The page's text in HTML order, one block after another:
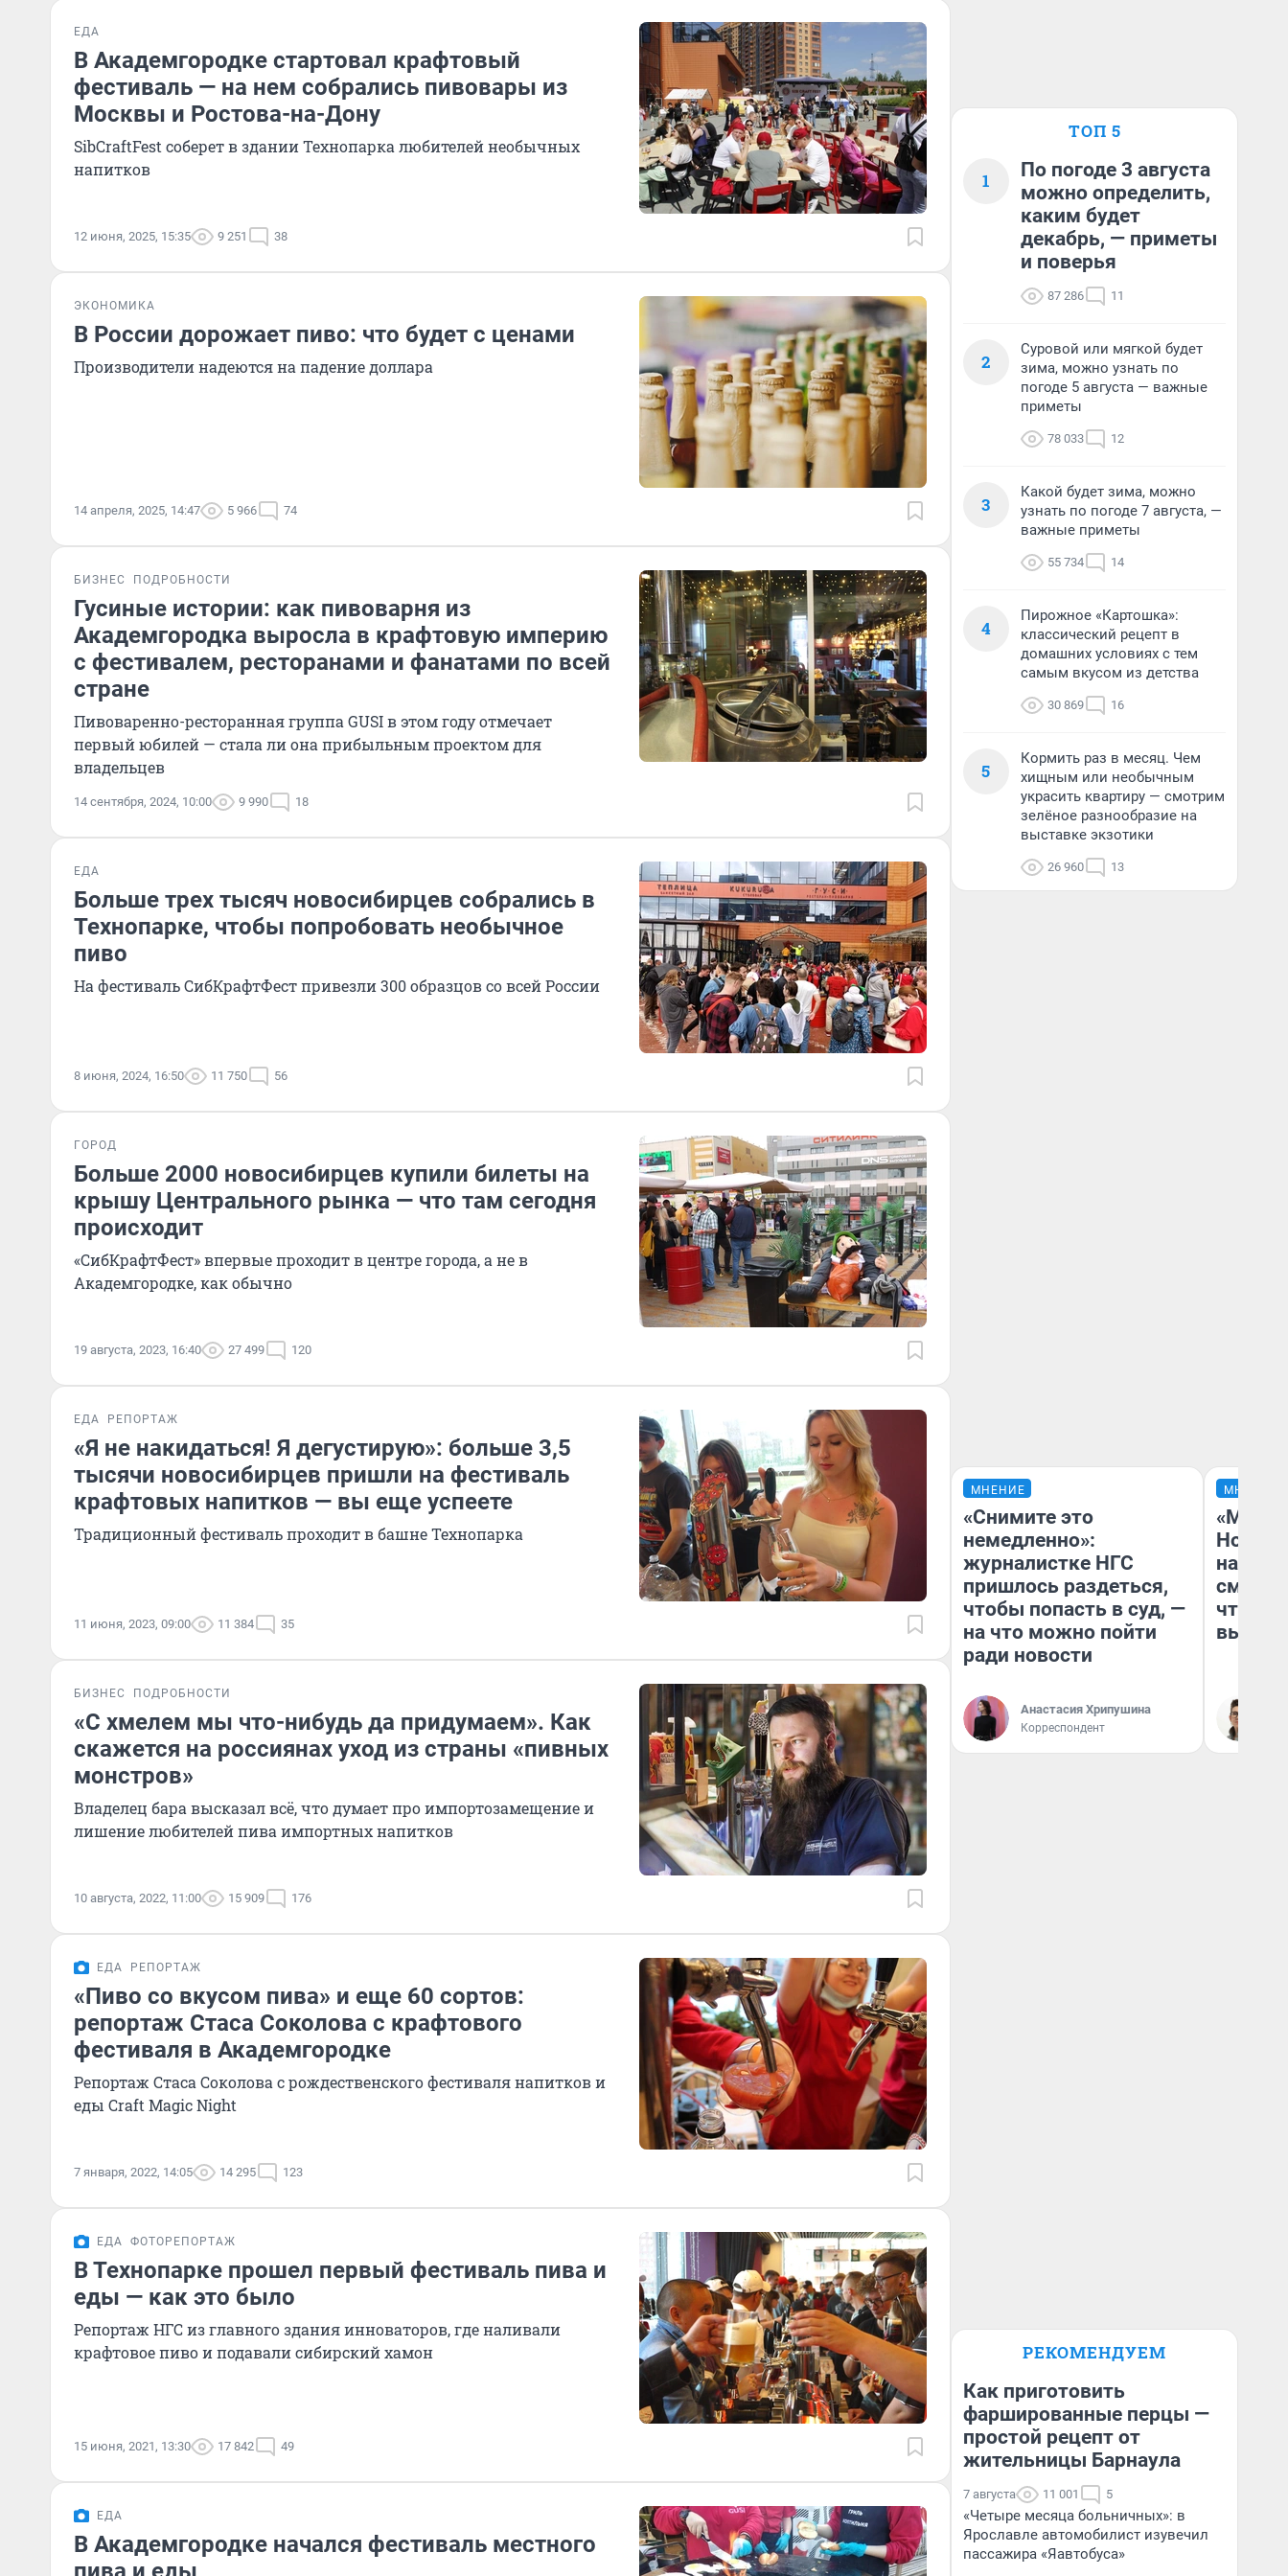
ЕДА
В Академгородке стартовал крафтовый
фестиваль — на нем собрались пивовары из
Москвы и Ростова-на-Дону
SibCraftFest соберет в здании Технопарка любителей необычных
напитков
12 июня, 2025, 15:35 9 251 38
ЭКОНОМИКА
В России дорожает пиво: что будет с ценами
Производители надеются на падение доллара
14 апреля, 2025, 14:47 5 966 74
БИЗНЕС ПОДРОБНОСТИ
Гусиные истории: как пивоварня из
Академгородка выросла в крафтовую империю
с фестивалем, ресторанами и фанатами по всей
стране
Пивоваренно-ресторанная группа GUSI в этом году отмечает
первый юбилей — стала ли она прибыльным проектом для
владельцев
14 сентября, 2024, 10:00 9 990 18
ЕДА
Больше трех тысяч новосибирцев собрались в
Технопарке, чтобы попробовать необычное
пиво
На фестиваль СибКрафтФест привезли 300 образцов со всей России
8 июня, 2024, 16:50 11 750 56
ГОРОД
Больше 2000 новосибирцев купили билеты на
крышу Центрального рынка — что там сегодня
происходит
«СибКрафтФест» впервые проходит в центре города, а не в
Академгородке, как обычно
19 августа, 2023, 16:40 27 499 120
ЕДА РЕПОРТАЖ
«Я не накидаться! Я дегустирую»: больше 3,5
тысячи новосибирцев пришли на фестиваль
крафтовых напитков — вы еще успеете
Традиционный фестиваль проходит в башне Технопарка
11 июня, 2023, 09:00 11 384 35
БИЗНЕС ПОДРОБНОСТИ
«С хмелем мы что-нибудь да придумаем». Как
скажется на россиянах уход из страны «пивных
монстров»
Владелец бара высказал всё, что думает про импортозамещение и
лишение любителей пива импортных напитков
10 августа, 2022, 11:00 15 909 176
ЕДА РЕПОРТАЖ
«Пиво со вкусом пива» и еще 60 сортов:
репортаж Стаса Соколова с крафтового
фестиваля в Академгородке
Репортаж Стаса Соколова с рождественского фестиваля напитков и
еды Craft Magic Night
7 января, 2022, 14:05 14 295 123
ЕДА ФОТОРЕПОРТАЖ
В Технопарке прошел первый фестиваль пива и
еды — как это было
Репортаж НГС из главного здания инноваторов, где наливали
крафтовое пиво и подавали сибирский хамон
15 июня, 2021, 13:30 17 842 49
ЕДА
В Академгородке начался фестиваль местного
ТОП 5
1
По погоде 3 августа
можно определить,
каким будет
декабрь, — приметы
и поверья
87 286 11
2
Суровой или мягкой будет
зима, можно узнать по
погоде 5 августа — важные
приметы
78 033 12
3
Какой будет зима, можно
узнать по погоде 7 августа, —
важные приметы
55 734 14
4
Пирожное «Картошка»:
классический рецепт в
домашних условиях с тем
самым вкусом из детства
30 869 16
5
Кормить раз в месяц. Чем
хищным или необычным
украсить квартиру — смотрим
зелёное разнообразие на
выставке экзотики
26 960 13
МНЕНИЕ
«Снимите это
немедленно»:
журналистке НГС
пришлось раздеться,
чтобы попасть в суд, —
на что можно пойти
ради новости
Анастасия Хрипушина
Корреспондент
МНЕНИЕ
«Мы
чтобы
РЕКОМЕНДУЕМ
Как приготовить
фаршированные перцы —
простой рецепт от
жительницы Барнаула
7 августа 11 001 5
«Четыре месяца больничных»: в
Ярославле автомобилист изувечил
пассажира «Яавтобуса»